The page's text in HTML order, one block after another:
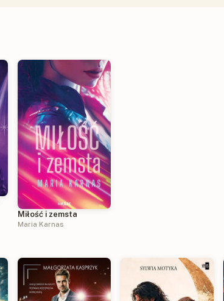
Miłość i zemsta
Maria Karnas